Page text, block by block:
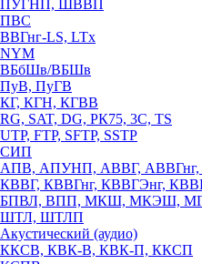
ПУГНП, ШВВП
ПВС
ВВГнг-LS, LTx
NYM
ВБбШв/ВБШв
ПуВ, ПуГВ
КГ, КГН, КГВВ
RG, SAT, DG, РК75, 3С, TS
UTP, FTP, SFTP, SSTP
СИП
АПВ, АПУНП, АВВГ,
КВВГ, КВВГнг, КВВГЭнг,
БПВЛ, ВПП, МКШ, МКЭШ,
ШТЛ, ШТЛП
Акустический (аудио)
ККСВ, КВК-В, КВК-П, ККСП